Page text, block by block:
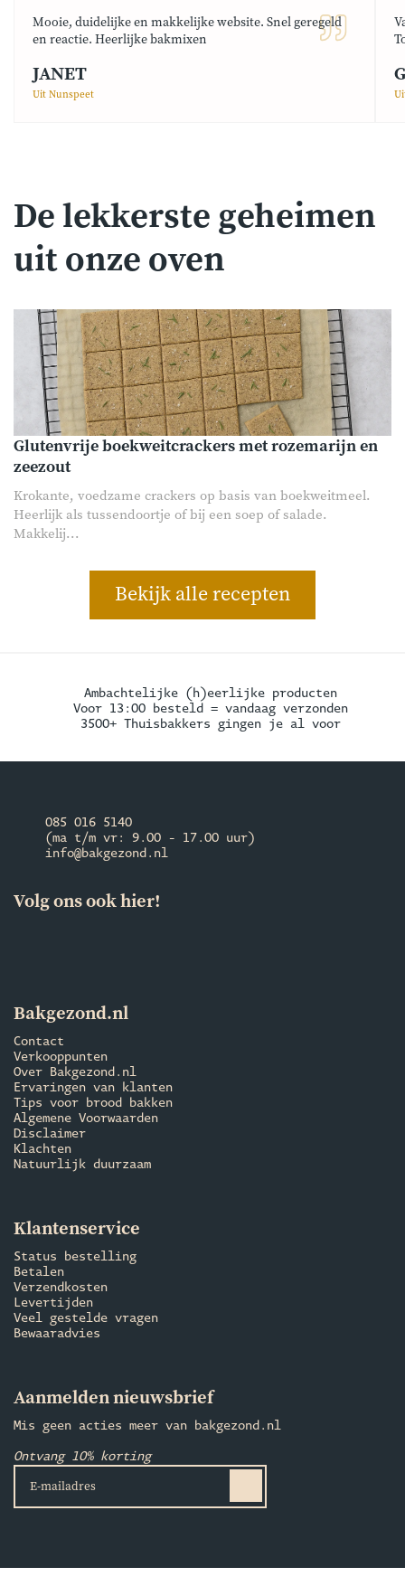
Mooie, duidelijke en makkelijke website. Snel geregeld
en reactie. Heerlijke bakmixen
JANET
Uit Nunspeet
De lekkerste geheimen
uit onze oven
Glutenvrije boekweitcrackers met rozemarijn en
zeezout
Krokante, voedzame crackers op basis van boekweitmeel.
Heerlijk als tussendoortje of bij een soep of salade.
Makkelij...
Bekijk alle recepten
Ambachtelijke (h)eerlijke producten
Voor 13:00 besteld = vandaag verzonden
3500+ Thuisbakkers gingen je al voor
085 016 5140
(ma t/m vr: 9.00 - 17.00 uur)
info@bakgezond.nl
Volg ons ook hier!
Bakgezond.nl
Contact
Verkooppunten
Over Bakgezond.nl
Ervaringen van klanten
Tips voor brood bakken
Algemene Voorwaarden
Disclaimer
Klachten
Natuurlijk duurzaam
Klantenservice
Status bestelling
Betalen
Verzendkosten
Levertijden
Veel gestelde vragen
Bewaaradvies
Aanmelden nieuwsbrief
Mis geen acties meer van bakgezond.nl
Ontvang 10% korting